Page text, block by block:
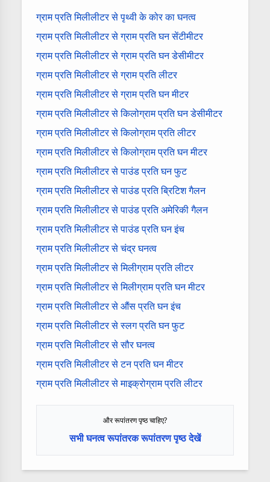
ग्राम प्रति मिलीलीटर से पृथ्वी के कोर का घनत्व
ग्राम प्रति मिलीलीटर से ग्राम प्रति घन सेंटीमीटर
ग्राम प्रति मिलीलीटर से ग्राम प्रति घन डेसीमीटर
ग्राम प्रति मिलीलीटर से ग्राम प्रति लीटर
ग्राम प्रति मिलीलीटर से ग्राम प्रति घन मीटर
ग्राम प्रति मिलीलीटर से किलोग्राम प्रति घन डेसीमीटर
ग्राम प्रति मिलीलीटर से किलोग्राम प्रति लीटर
ग्राम प्रति मिलीलीटर से किलोग्राम प्रति घन मीटर
ग्राम प्रति मिलीलीटर से पाउंड प्रति घन फुट
ग्राम प्रति मिलीलीटर से पाउंड प्रति ब्रिटिश गैलन
ग्राम प्रति मिलीलीटर से पाउंड प्रति अमेरिकी गैलन
ग्राम प्रति मिलीलीटर से पाउंड प्रति घन इंच
ग्राम प्रति मिलीलीटर से चंद्र घनत्व
ग्राम प्रति मिलीलीटर से मिलीग्राम प्रति लीटर
ग्राम प्रति मिलीलीटर से मिलीग्राम प्रति घन मीटर
ग्राम प्रति मिलीलीटर से औंस प्रति घन इंच
ग्राम प्रति मिलीलीटर से स्लग प्रति घन फुट
ग्राम प्रति मिलीलीटर से सौर घनत्व
ग्राम प्रति मिलीलीटर से टन प्रति घन मीटर
ग्राम प्रति मिलीलीटर से माइक्रोग्राम प्रति लीटर
और रूपांतरण पृष्ठ चाहिए?
सभी घनत्व रूपांतरक रूपांतरण पृष्ठ देखें